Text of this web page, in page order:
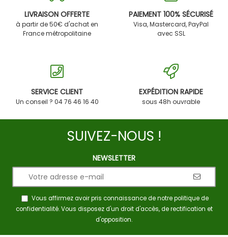
LIVRAISON OFFERTE
à partir de 50€ d'achat en
France métropolitaine
PAIEMENT 100% SÉCURISÉ
Visa, Mastercard, PayPal
avec SSL
SERVICE CLIENT
Un conseil ? 04 76 46 16 40
EXPÉDITION RAPIDE
sous 48h ouvrable
SUIVEZ-NOUS !
NEWSLETTER
Vous affirmez avoir pris connaissance de notrepolitique de
confidentialité. Vous disposez d'un droit d'accès, de rectification et
d'opposition.